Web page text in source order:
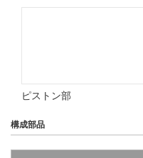
ピストン部
構成部品